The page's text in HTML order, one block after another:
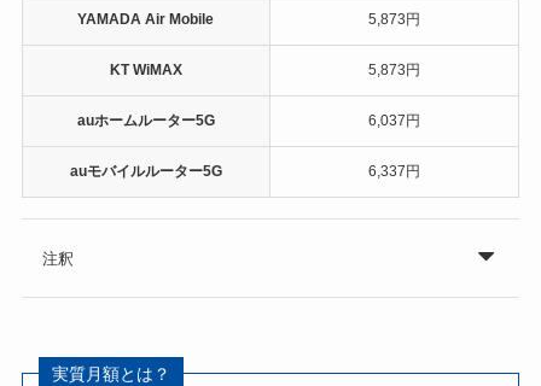
YAMADA Air Mobile 5,873円
KT WiMAX 5,873円
auホームルーター5G 6,037円
auモバイルルーター5G 6,337円
注釈
実質月額とは？